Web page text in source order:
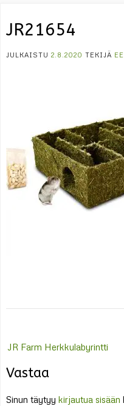
JR21654
JULKAISTU 2.8.2020 TEKIJÄ
JR Farm Herkkulabyrintti
Vastaa
Sinun täytyy kirjautua sisään